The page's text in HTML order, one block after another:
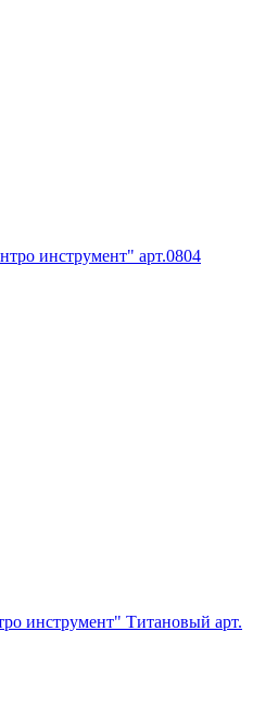
инструмент" арт.0804
инструмент" Титановый арт.